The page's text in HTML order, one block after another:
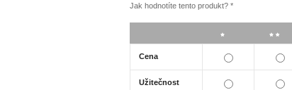
Jak hodnotíte tento produkt? *
Cena
Užitečnost